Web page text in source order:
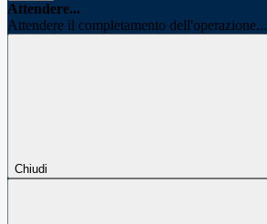
Attendere...
Attendere il completamento dell'operazione...
Chiudi